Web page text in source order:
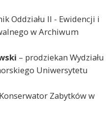
Oddziału II - Ewidencji i
w Archiwum
– prodziekan Wydziału
Uniwersytetu
Zabytków w